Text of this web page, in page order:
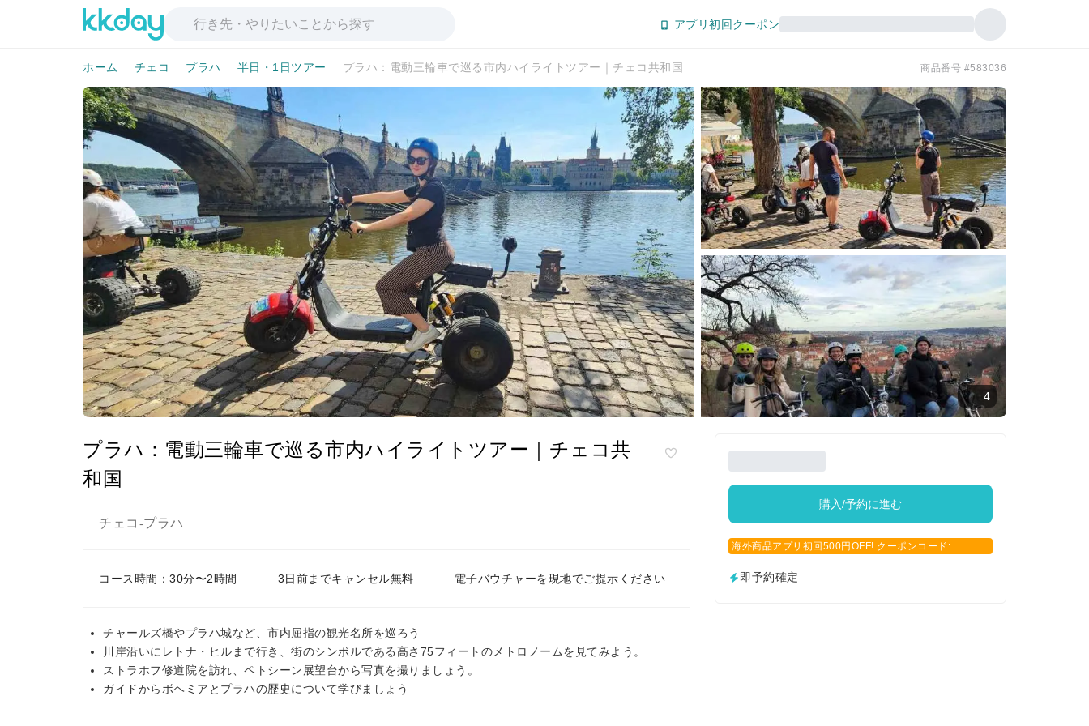
アプリ初回クーポン
ホーム チェコ プラハ 半日・1日ツアー プラハ：電動三輪車で巡る市内ハイライトツアー｜チェコ共和国 商品番号 #583036
4
プラハ：電動三輪車で巡る市内ハイライトツアー｜チェコ共
和国
チェコ -プラハ
コース時間：30分〜2時間 3日前までキャンセル無料 電子バウチャーを現地でご提示ください
チャールズ橋やプラハ城など、市内屈指の観光名所を巡ろう
川岸沿いにレトナ・ヒルまで行き、街のシンボルである高さ75フィートのメトロノームを見てみよう。
ストラホフ修道院を訪れ、ペトシーン展望台から写真を撮りましょう。
ガイドからボヘミアとプラハの歴史について学びましょう
購入/予約に進む
海外商品アプリ初回500円OFF! クーポンコード:
即予約確定